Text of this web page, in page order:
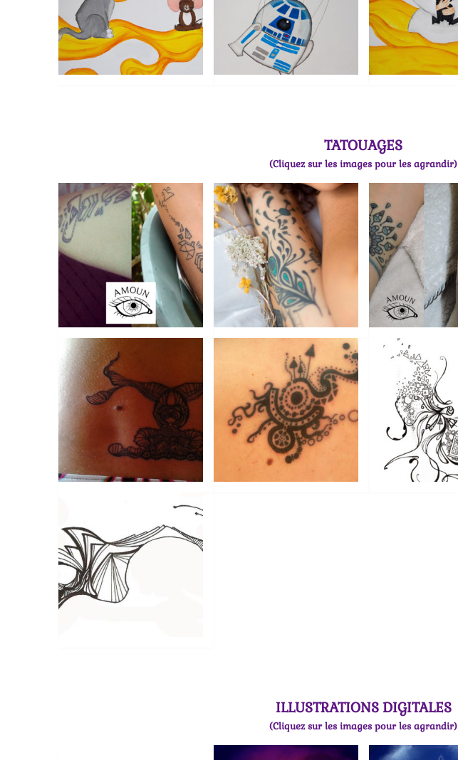
TATOUAGES
(Cliquez sur les images pour les agrandir)
ILLUSTRATIONS DIGITALES
(Cliquez sur les images pour les agrandir)